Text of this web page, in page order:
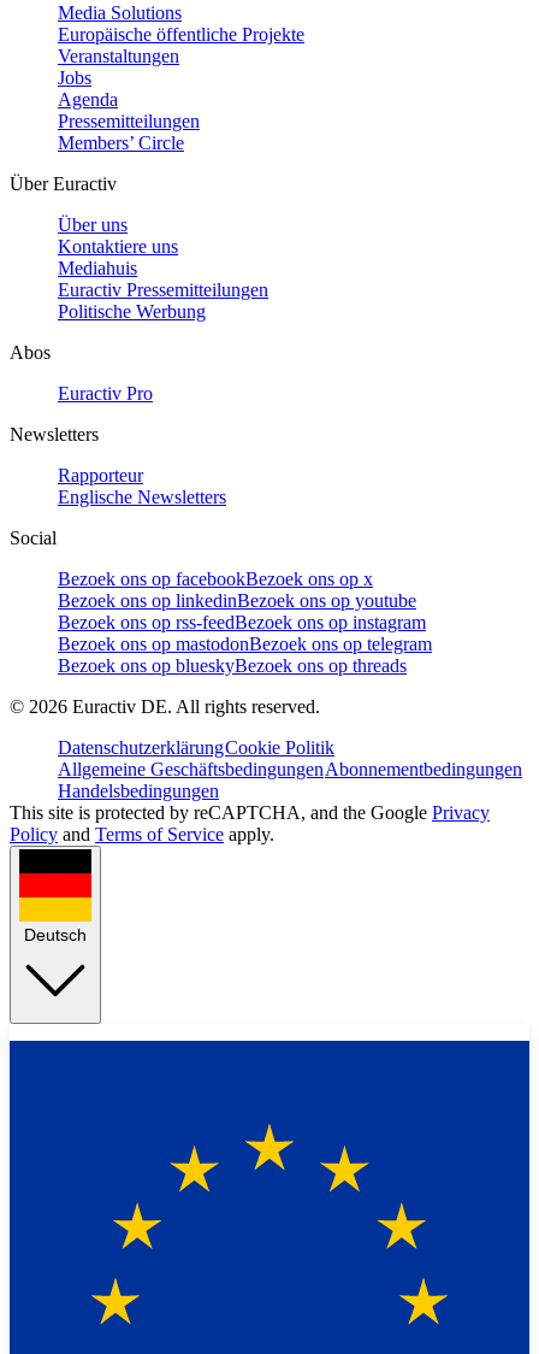
Media Solutions
Europäische öffentliche Projekte
Veranstaltungen
Jobs
Agenda
Pressemitteilungen
Members’ Circle
Über Euractiv
Über uns
Kontaktiere uns
Mediahuis
Euractiv Pressemitteilungen
Politische Werbung
Abos
Euractiv Pro
Newsletters
Rapporteur
Englische Newsletters
Social
Bezoek ons op facebookBezoek ons op x
Bezoek ons op linkedinBezoek ons op youtube
Bezoek ons op rss-feedBezoek ons op instagram
Bezoek ons op mastodonBezoek ons op telegram
Bezoek ons op blueskyBezoek ons op threads
© 2026 Euractiv DE. All rights reserved.
DatenschutzerklärungCookie Politik
Allgemeine GeschäftsbedingungenAbonnementbedingungen
Handelsbedingungen
This site is protected by reCAPTCHA, and the Google Privacy
Policy and Terms of Service apply.
Deutsch